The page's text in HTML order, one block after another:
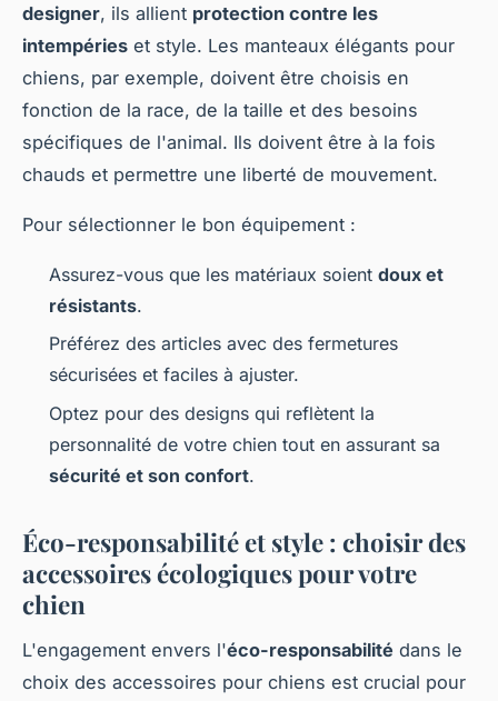
designer, ils allient protection contre les
intempéries et style. Les manteaux élégants pour
chiens, par exemple, doivent être choisis en
fonction de la race, de la taille et des besoins
spécifiques de l'animal. Ils doivent être à la fois
chauds et permettre une liberté de mouvement.
Pour sélectionner le bon équipement :
Assurez-vous que les matériaux soient doux et
résistants.
Préférez des articles avec des fermetures
sécurisées et faciles à ajuster.
Optez pour des designs qui reflètent la
personnalité de votre chien tout en assurant sa
sécurité et son confort.
Éco-responsabilité et style : choisir des
accessoires écologiques pour votre
chien
L'engagement envers l'éco-responsabilité dans le
choix des accessoires pour chiens est crucial pour